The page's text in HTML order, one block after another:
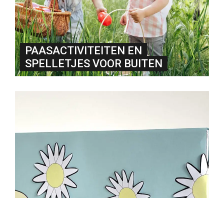
PAASACTIVITEITEN EN
SPELLETJES VOOR BUITEN